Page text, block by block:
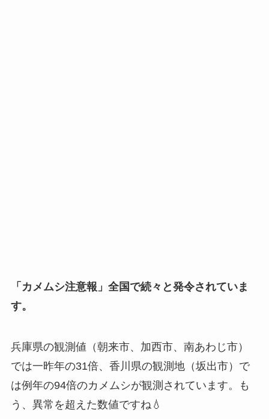
「カメムシ注意報」全国で続々と発令されていま
す。
兵庫県の観測値（朝来市、加西市、南あわじ市）
では一昨年の31倍、香川県の観測地（坂出市）で
は例年の94倍のカメムシが観測されています。も
う、異常を超えた数値ですね💧